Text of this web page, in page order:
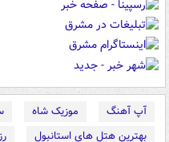
آپ آهنگ موزیک شاه
بهترین هتل های استانبول